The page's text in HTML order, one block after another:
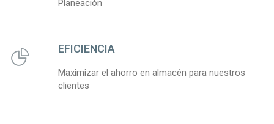
Planeación
EFICIENCIA
Maximizar el ahorro en almacén para nuestros
clientes